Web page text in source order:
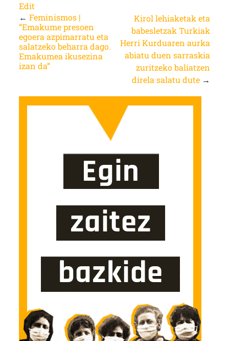
Edit
← Feminismos |
“Emakume presoen
egoera azpimarratu eta
salatzeko beharra dago.
Emakumea ikusezina
izan da”
Kirol lehiaketak eta
babesletzak Turkiak
Herri Kurduaren aurka
abiatu duen sarraskia
zuritzeko baliatzen
direla salatu dute →